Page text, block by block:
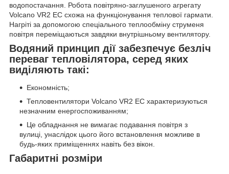
водопостачання. Робота повітряно-заглушеного агрегату
Volcano VR2 EC схожа на функціонування теплової гармати.
Нагріті за допомогою спеціального теплообміну струменя
повітря переміщаються завдяки внутрішньому вентилятору.
Водяний принцип дії забезпечує безліч
переваг тепловілятора, серед яких
виділяють такі:
Економність;
Тепловентилятори Volcano VR2 EC характеризуються
незначним енергоспоживанням;
Це обладнання не вимагає подавання повітря з
вулиці, унаслідок цього його встановлення можливе в
будь-яких приміщеннях навіть без вікон.
Габаритні розміри